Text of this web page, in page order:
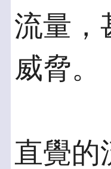
流量，
威脅。
直覺的